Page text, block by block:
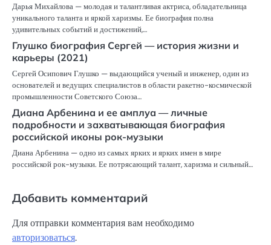
Дарья Михайлова — молодая и талантливая актриса, обладательница
уникального таланта и яркой харизмы. Ее биография полна
удивительных событий и достижений,…
Глушко биография Сергей — история жизни и
карьеры (2021)
Сергей Осипович Глушко — выдающийся ученый и инженер, один из
основателей и ведущих специалистов в области ракетно-космической
промышленности Советского Союза…
Диана Арбенина и ее амплуа — личные
подробности и захватывающая биография
российской иконы рок-музыки
Диана Арбенина — одно из самых ярких и ярких имен в мире
российской рок-музыки. Ее потрясающий талант, харизма и сильный…
Добавить комментарий
Для отправки комментария вам необходимо
авторизоваться.